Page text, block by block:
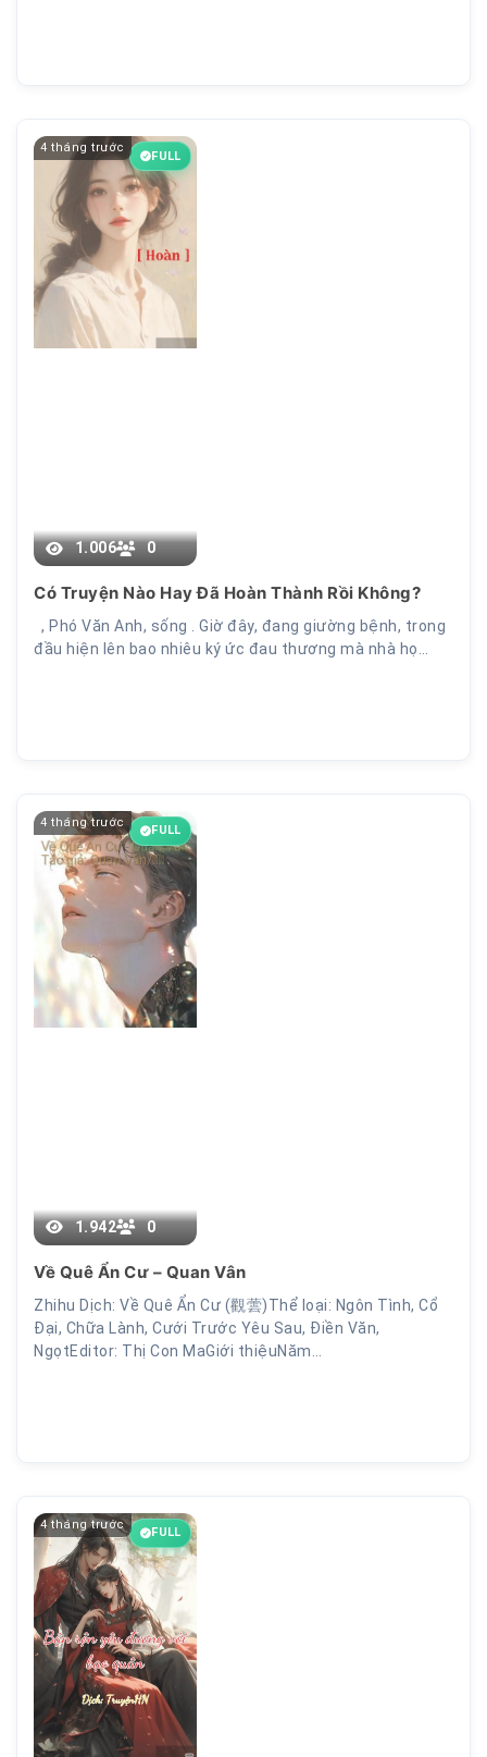
Chương 11
4 tháng trước
FULL
1.006 0
Có Truyện Nào Hay Đã Hoàn Thành Rồi Không?
, Phó Văn Anh, sống . Giờ đây, đang giường bệnh, trong
đầu hiện lên bao nhiêu ký ức đau thương mà nhà họ…
4 tháng trước
FULL
1.942 0
Về Quê Ẩn Cư – Quan Vân
Zhihu Dịch: Về Quê Ẩn Cư (觀蕓)Thể loại: Ngôn Tình, Cổ
Đại, Chữa Lành, Cưới Trước Yêu Sau, Điền Văn,
NgọtEditor: Thị Con MaGiới thiệuNăm…
4 tháng trước
FULL